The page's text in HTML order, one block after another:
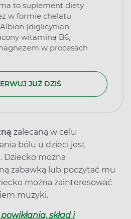
to suplement diety
w formie chelatu
(diglicynian
witaminą B6,
w procesach
JUŻ DZIŚ
zalecaną w celu
bólu u dzieci jest
Dziecko można
zabawką lub poczytać mu
można zainteresować
muzyki.
skład i